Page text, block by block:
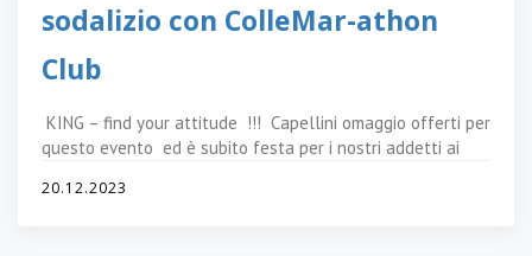
sodalizio con ColleMar-athon
Club
KING – find your attitude !!! Capellini omaggio offerti per
questo evento ed è subito festa per i nostri addetti ai
20.12.2023